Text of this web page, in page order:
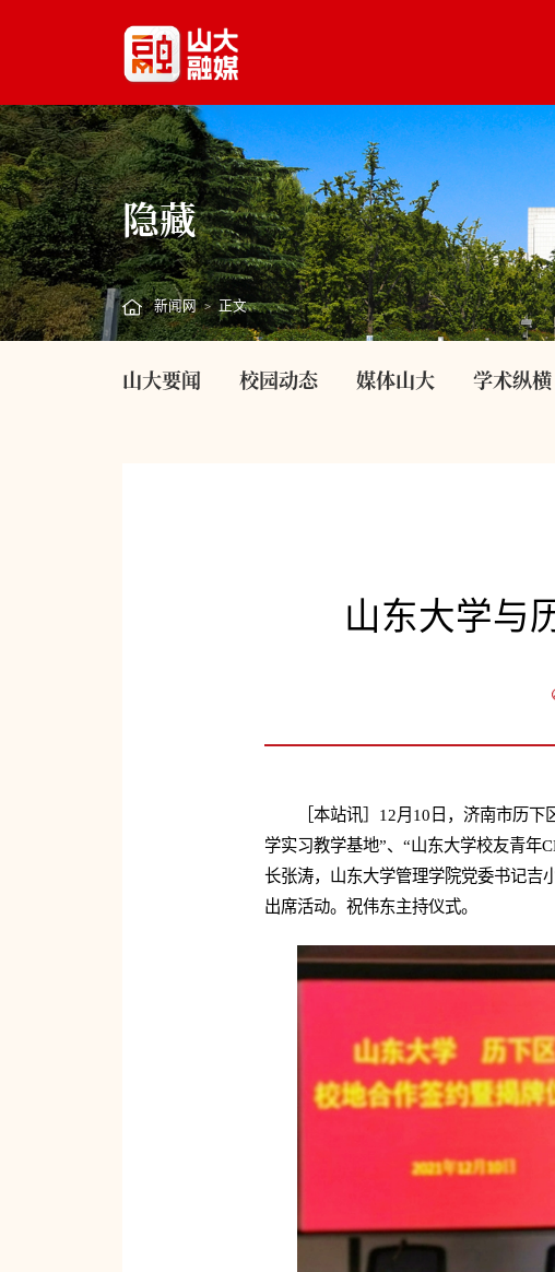
隐藏
新闻网 > 正文
山大要闻 校园动态 媒体山大 学术纵横
山东大学与
［本站讯］12月10日，济南市历
学实习教学基地”、“山东大学校友青年
长张涛，山东大学管理学院党委书记吉
出席活动。祝伟东主持仪式。